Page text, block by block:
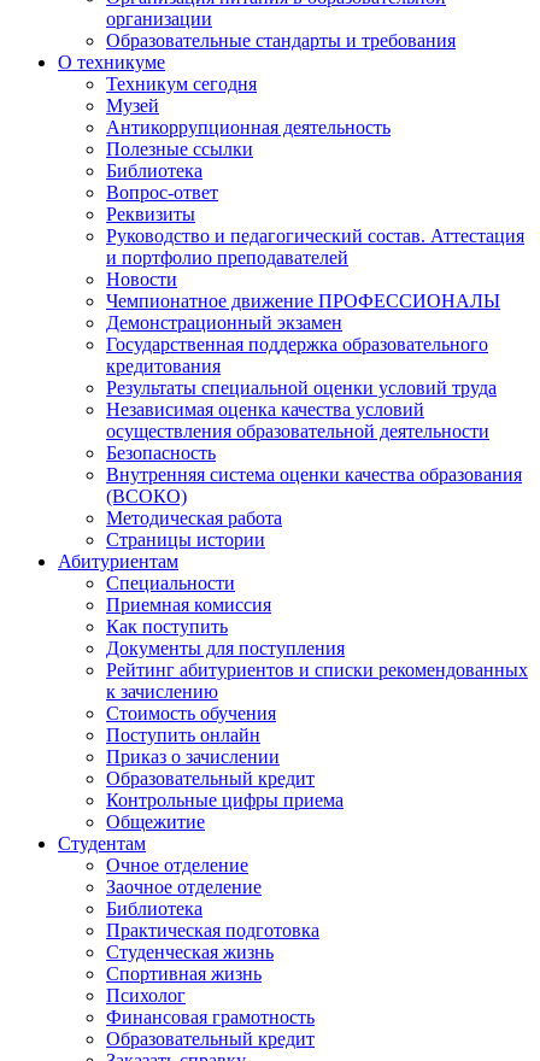
организации
Образовательные стандарты и требования
О техникуме
Техникум сегодня
Музей
Антикоррупционная деятельность
Полезные ссылки
Библиотека
Вопрос-ответ
Реквизиты
Руководство и педагогический состав. Аттестация
и портфолио преподавателей
Новости
Чемпионатное движение ПРОФЕССИОНАЛЫ
Демонстрационный экзамен
Государственная поддержка образовательного
кредитования
Результаты специальной оценки условий труда
Независимая оценка качества условий
осуществления образовательной деятельности
Безопасность
Внутренняя система оценки качества образования
(ВСОКО)
Методическая работа
Страницы истории
Абитуриентам
Специальности
Приемная комиссия
Как поступить
Документы для поступления
Рейтинг абитуриентов и списки рекомендованных
к зачислению
Стоимость обучения
Поступить онлайн
Приказ о зачислении
Образовательный кредит
Контрольные цифры приема
Общежитие
Студентам
Очное отделение
Заочное отделение
Библиотека
Практическая подготовка
Студенческая жизнь
Спортивная жизнь
Психолог
Финансовая грамотность
Образовательный кредит